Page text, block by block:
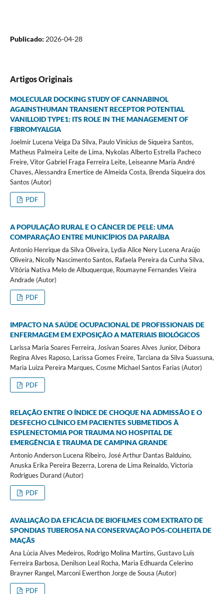
Publicado: 2026-04-28
Artigos Originais
MOLECULAR DOCKING STUDY OF CANNABINOL
AGAINSTHUMAN TRANSIENT RECEPTOR POTENTIAL
VANILLOID TYPE1: ITS ROLE IN THE MANAGEMENT OF
FIBROMYALGIA
Joelmir Lucena Veiga Da Silva, Paulo Vinícius de Siqueira Santos,
Matheus Palmeira Leite de Lima, Nykolas Alberto Estrella Pacheco
Freire, Vitor Gabriel Fraga Ferreira Leite, Leiseanne Maria André
Chaves, Alessandra Emertice de Almeida Costa, Brenda Siqueira dos
Santos (Autor)
PDF
A POPULAÇÃO RURAL E O CÂNCER DE PELE: UMA
COMPARAÇÃO ENTRE MUNICÍPIOS DA PARAÍBA
Antonio Henrique da Silva Oliveira, Lydia Alice Nery Lucena Araújo
Oliveira, Nicolly Nascimento Santos, Rafaela Pereira da Cunha Silva,
Vitória Nativa Melo de Albuquerque, Roumayne Fernandes Vieira
Andrade (Autor)
PDF
IMPACTO NA SAÚDE OCUPACIONAL DE PROFISSIONAIS DE
ENFERMAGEM EM EXPOSIÇÃO A MATERIAIS BIOLÓGICOS
Larissa Maria Soares Ferreira, Josivan Soares Alves Junior, Débora
Regina Alves Raposo, Larissa Gomes Freire, Tarciana da Silva Suassuna,
Maria Luiza Pereira Marques, Cosme Michael Santos Farias (Autor)
PDF
RELAÇÃO ENTRE O ÍNDICE DE CHOQUE NA ADMISSÃO E O
DESFECHO CLÍNICO EM PACIENTES SUBMETIDOS À
ESPLENECTOMIA POR TRAUMA NO HOSPITAL DE
EMERGÊNCIA E TRAUMA DE CAMPINA GRANDE
Antonio Anderson Lucena Ribeiro, José Arthur Dantas Balduíno,
Anuska Erika Pereira Bezerra, Lorena de Lima Reinaldo, Victoria
Rodrigues Durand (Autor)
PDF
AVALIAÇÃO DA EFICÁCIA DE BIOFILMES COM EXTRATO DE
SPONDIAS TUBEROSA NA CONSERVAÇÃO PÓS-COLHEITA DE
MAÇÃS
Ana Lúcia Alves Medeiros, Rodrigo Molina Martins, Gustavo Luis
Ferreira Barbosa, Denilson Leal Rocha, Maria Edhuarda Celerino
Brayner Rangel, Marconi Ewerthon Jorge de Sousa (Autor)
PDF